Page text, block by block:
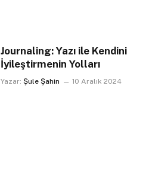
Journaling: Yazı ile Kendini
İyileştirmenin Yolları
Yazar: Şule Şahin 10 Aralık 2024